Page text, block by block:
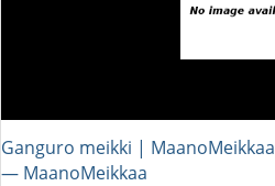
Ganguro meikki | MaanoMeikkaa
― MaanoMeikkaa